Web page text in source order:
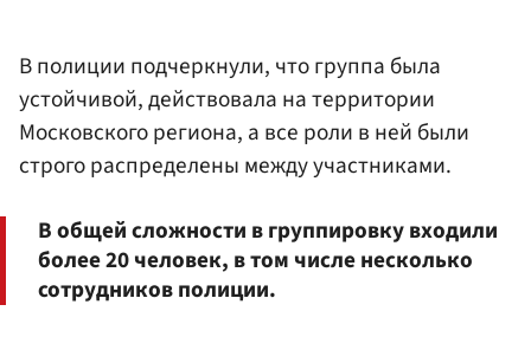
В полиции подчеркнули, что группа была
устойчивой, действовала на территории
Московского региона, а все роли в ней были
строго распределены между участниками.
В общей сложности в группировку входили
более 20 человек, в том числе несколько
сотрудников полиции.